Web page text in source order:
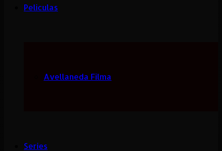
Peliculas
Avellaneda Filma
Series